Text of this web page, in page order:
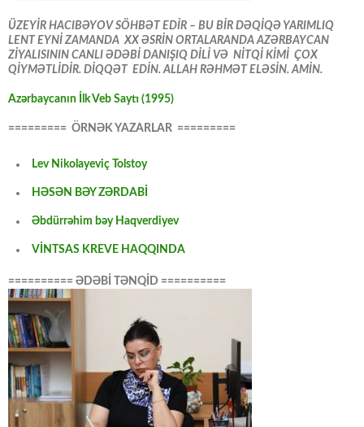
ÜZEYİR HACIBƏYOV SÖHBƏT EDİR – BU BİR DƏQİQƏ YARIMLIQ
LENT EYNİ ZAMANDA XX ƏSRİN ORTALARANDA AZƏRBAYCAN
ZİYALISININ CANLI ƏDƏBİ DANIŞIQ DİLİ VƏ NİTQİ KİMİ ÇOX
QİYMƏTLİDİR. DİQQƏT EDİN. ALLAH RƏHMƏT ELƏSİN. AMİN.
Azərbaycanın İlk Veb Saytı (1995)
========= ÖRNƏK YAZARLAR =========
Lev Nikolayeviç Tolstoy
HƏSƏN BƏY ZƏRDABİ
Əbdürrəhim bəy Haqverdiyev
VİNTSAS KREVE HAQQINDA
========== ƏDƏBİ TƏNQİD ==========